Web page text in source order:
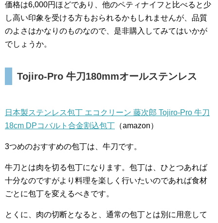
価格は6,000円ほどであり、他のペティナイフと比べると少
し高い印象を受ける方もおられるかもしれませんが、品質
のよさはかなりのものなので、是非購入してみてはいかが
でしょうか。
Tojiro-Pro 牛刀180mmオールステンレス
日本製ステンレス包丁 エコクリーン 藤次郎 Tojiro-Pro 牛刀
18cm DPコバルト合金割込包丁 （amazon）
3つめのおすすめの包丁は、牛刀です。
牛刀とは肉を切る包丁になります。包丁は、ひとつあれば
十分なのですがより料理を楽しく行いたいのであれば食材
ごとに包丁を変えるべきです。
とくに、肉の切断となると、通常の包丁とは別に用意して